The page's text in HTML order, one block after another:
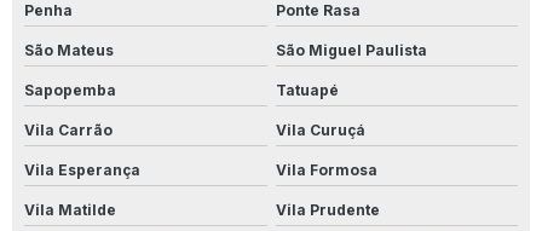
Produto Para Limpar Cerâmica Pós Obra
Produto Para Limpar Inox Industrial
Produto Para Limpar Parede De Banheiro
Produto Para Limpar Parede Branca
Penha Ponte Rasa
São Mateus São Miguel Paulista
Sapopemba Tatuapé
Vila Carrão Vila Curuçá
Vila Esperança Vila Formosa
Vila Matilde
Vila Prudente